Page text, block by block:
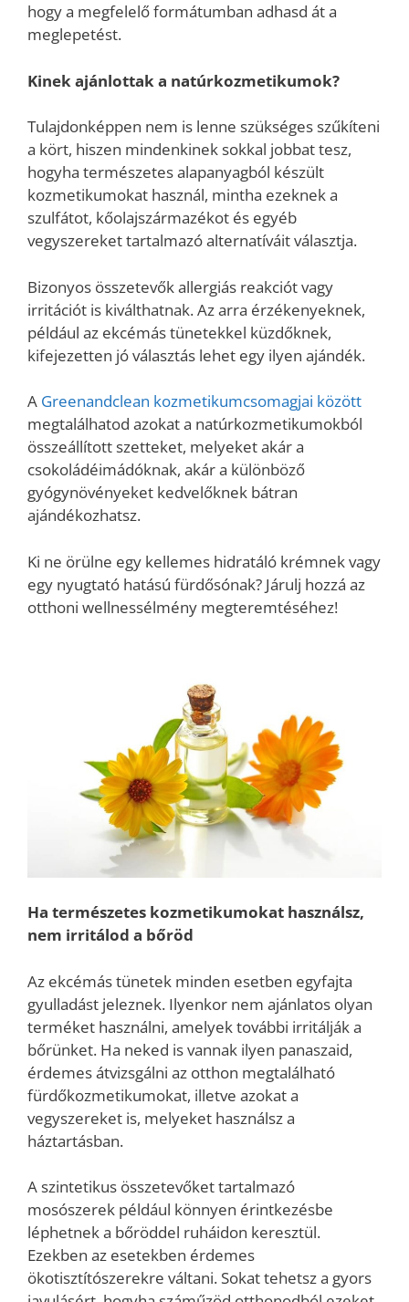
hogy a megfelelő formátumban adhasd át a
meglepetést.
Kinek ajánlottak a natúrkozmetikumok?
Tulajdonképpen nem is lenne szükséges szűkíteni
a kört, hiszen mindenkinek sokkal jobbat tesz,
hogyha természetes alapanyagból készült
kozmetikumokat használ, mintha ezeknek a
szulfátot, kőolajszármazékot és egyéb
vegyszereket tartalmazó alternatíváit választja.
Bizonyos összetevők allergiás reakciót vagy
irritációt is kiválthatnak. Az arra érzékenyeknek,
például az ekcémás tünetekkel küzdőknek,
kifejezetten jó választás lehet egy ilyen ajándék.
A Greenandclean kozmetikumcsomagjai között
megtalálhatod azokat a natúrkozmetikumokból
összeállított szetteket, melyeket akár a
csokoládéimádóknak, akár a különböző
gyógynövényeket kedvelőknek bátran
ajándékozhatsz.
Ki ne örülne egy kellemes hidratáló krémnek vagy
egy nyugtató hatású fürdősónak? Járulj hozzá az
otthoni wellnessélmény megteremtéséhez!
Ha természetes kozmetikumokat használsz,
nem irritálod a bőröd
Az ekcémás tünetek minden esetben egyfajta
gyulladást jeleznek. Ilyenkor nem ajánlatos olyan
terméket használni, amelyek további irritálják a
bőrünket. Ha neked is vannak ilyen panaszaid,
érdemes átvizsgálni az otthon megtalálható
fürdőkozmetikumokat, illetve azokat a
vegyszereket is, melyeket használsz a
háztartásban.
A szintetikus összetevőket tartalmazó
mosószerek például könnyen érintkezésbe
léphetnek a bőröddel ruháidon keresztül.
Ezekben az esetekben érdemes
ökotisztítószerekre váltani. Sokat tehetsz a gyors